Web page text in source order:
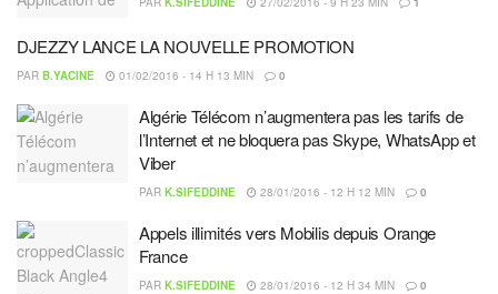
DJEZZY LANCE LA NOUVELLE PROMOTION
PAR B.YACINE 01/02/2016 - 14 H 13 MIN 0
Algérie Télécom n’augmentera pas les tarifs de
l’Internet et ne bloquera pas Skype, WhatsApp et
Viber
PAR K.SIFEDDINE 28/01/2016 - 12 H 12 MIN 0
Appels ‪illimités‬ vers ‪Mobilis‬ depuis ‪Orange‬
France
PAR K.SIFEDDINE 28/01/2016 - 12 H 34 MIN 0